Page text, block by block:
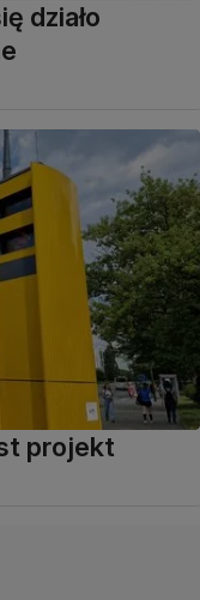
działo
projekt